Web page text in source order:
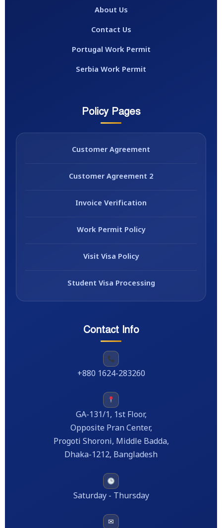
About Us
Contact Us
Portugal Work Permit
Serbia Work Permit
Policy Pages
Customer Agreement
Customer Agreement 2
Invoice Verification
Work Permit Policy
Visit Visa Policy
Student Visa Processing
Contact Info
+880 1624-283260
GA-131/1, 1st Floor,
Opposite Pran Center,
Progoti Shoroni, Middle Badda,
Dhaka-1212, Bangladesh
Saturday - Thursday
✉